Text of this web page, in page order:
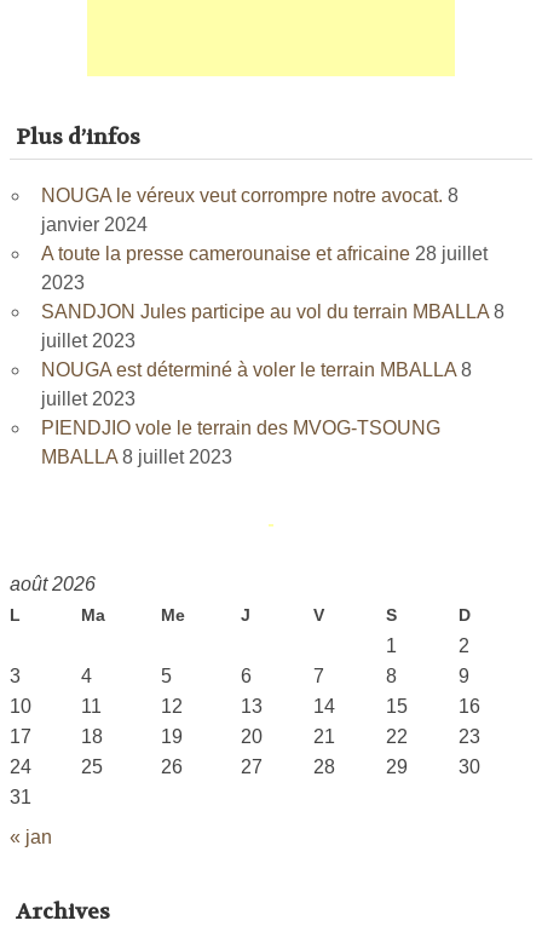
Plus d’infos
NOUGA le véreux veut corrompre notre avocat. 8
janvier 2024
A toute la presse camerounaise et africaine 28 juillet
2023
SANDJON Jules participe au vol du terrain MBALLA 8
juillet 2023
NOUGA est déterminé à voler le terrain MBALLA 8
juillet 2023
PIENDJIO vole le terrain des MVOG-TSOUNG
MBALLA 8 juillet 2023
août 2026
L Ma Me J V S D
« jan
1
2
3
4 5 6 7 8
9
10
11 12 13 14 15
16
17
18 19 20 21 22
23
24
25 26 27 28 29
30
31
Archives